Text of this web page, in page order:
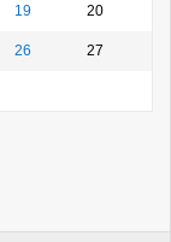
19 20
26 27